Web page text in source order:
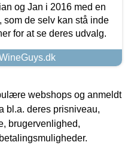
og Jan i 2016 med en
som de selv kan stå inde
for at se deres udvalg.
webshops og anmeldt
bl.a. deres prisniveau,
brugervenlighed,